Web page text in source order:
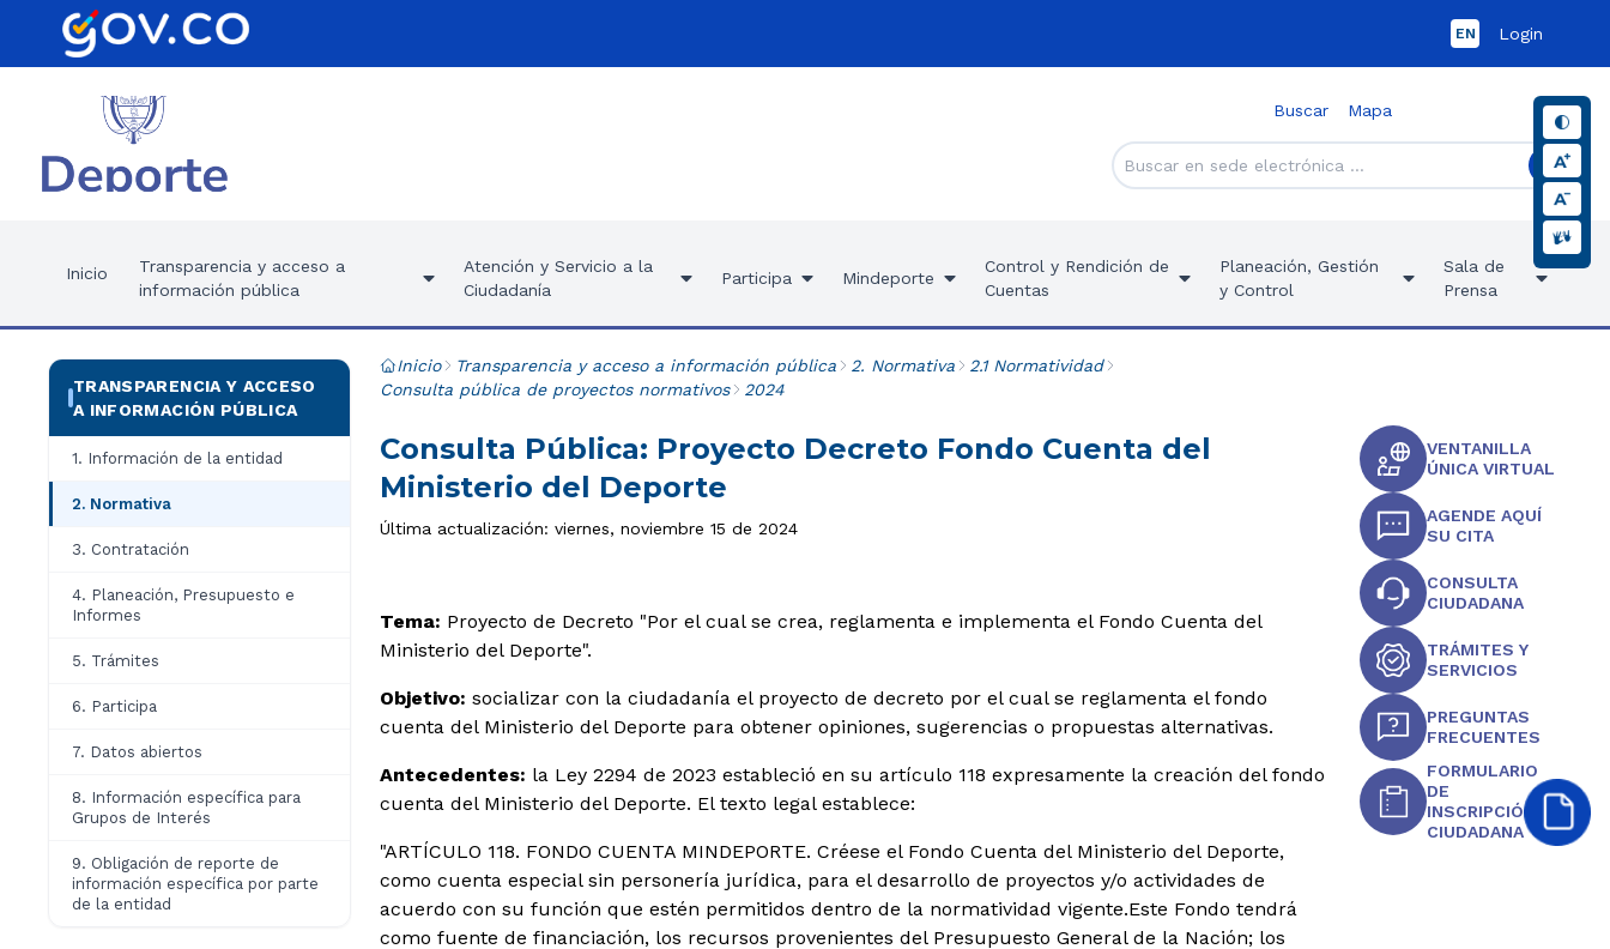
EN Login
Buscar Mapa
Inicio
Transparencia y acceso a
información pública
Atención y Servicio a la
Ciudadanía
Participa Mindeporte
Control y Rendición de
Cuentas
Planeación, Gestión
y Control
Sala de
Prensa
TRANSPARENCIA Y ACCESO
A INFORMACIÓN PÚBLICA
1. Información de la entidad
2. Normativa
3. Contratación
4. Planeación, Presupuesto e
Informes
5. Trámites
6. Participa
7. Datos abiertos
8. Información específica para
Grupos de Interés
9. Obligación de reporte de
información específica por parte
de la entidad
Inicio Transparencia y acceso a información pública 2. Normativa
2.1 Normatividad
Consulta pública de proyectos normativos
2024
Consulta Pública: Proyecto Decreto Fondo Cuenta del
Ministerio del Deporte
Última actualización: viernes, noviembre 15 de 2024
Tema: Proyecto de Decreto "Por el cual se crea, reglamenta e implementa el Fondo Cuenta del
Ministerio del Deporte".
Objetivo: socializar con la ciudadanía el proyecto de decreto por el cual se reglamenta el fondo
cuenta del Ministerio del Deporte para obtener opiniones, sugerencias o propuestas alternativas.
Antecedentes: la Ley 2294 de 2023 estableció en su artículo 118 expresamente la creación del fondo
cuenta del Ministerio del Deporte. El texto legal establece:
"ARTÍCULO 118. FONDO CUENTA MINDEPORTE. Créese el Fondo Cuenta del Ministerio del Deporte,
como cuenta especial sin personería jurídica, para el desarrollo de proyectos y/o actividades de
acuerdo con su función que estén permitidos dentro de la normatividad vigente.Este Fondo tendrá
como fuente de financiación, los recursos provenientes del Presupuesto General de la Nación; los
VENTANILLA
ÚNICA VIRTUAL
AGENDE AQUÍ
SU CITA
CONSULTA
CIUDADANA
TRÁMITES Y
SERVICIOS
PREGUNTAS
FRECUENTES
FORMULARIO
DE
INSCRIPCIÓN
CIUDADANA